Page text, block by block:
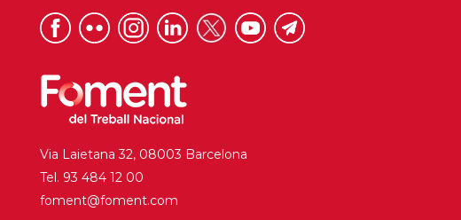
Via Laietana 32, 08003 Barcelona
Tel. 93 484 12 00
foment@foment.com